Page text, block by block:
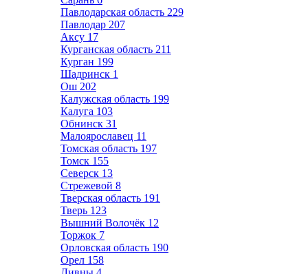
Павлодарская область 229
Павлодар 207
Аксу 17
Курганская область 211
Курган 199
Шадринск 1
Ош 202
Калужская область 199
Калуга 103
Обнинск 31
Малоярославец 11
Томская область 197
Томск 155
Северск 13
Стрежевой 8
Тверская область 191
Тверь 123
Вышний Волочёк 12
Торжок 7
Орловская область 190
Орел 158